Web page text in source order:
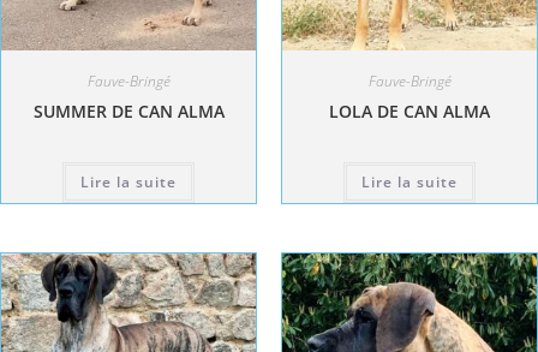
Fauve-Bringé
SUMMER DE CAN ALMA
Lire la suite
Fauve-Bringé
LOLA DE CAN ALMA
Lire la suite